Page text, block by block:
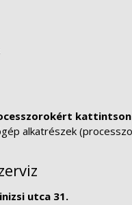
alkatrészek
utca 31.